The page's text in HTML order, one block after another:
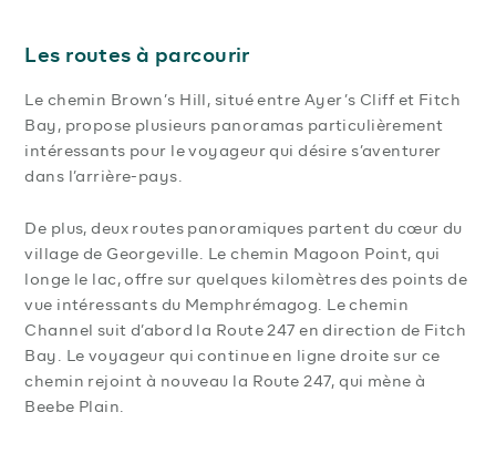
Les routes à parcourir
Le chemin Brown’s Hill, situé entre Ayer’s Cliff et Fitch
Bay, propose plusieurs panoramas particulièrement
intéressants pour le voyageur qui désire s’aventurer
dans l’arrière-pays.
De plus, deux routes panoramiques partent du cœur du
village de Georgeville. Le chemin Magoon Point, qui
longe le lac, offre sur quelques kilomètres des points de
vue intéressants du Memphrémagog. Le chemin
Channel suit d’abord la Route 247 en direction de Fitch
Bay. Le voyageur qui continue en ligne droite sur ce
chemin rejoint à nouveau la Route 247, qui mène à
Beebe Plain.